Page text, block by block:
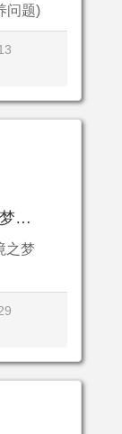
问题)
LM19D019(非遗文化别境之梦寻句骊)
之梦